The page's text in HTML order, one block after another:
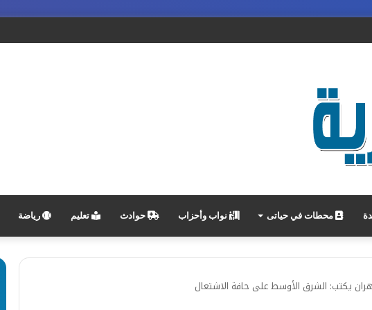
محطات في حياتى نواب وأحزاب حوادث تعليم رياضة
يكتب: الشرق الأوسط على حافة الاشتعال